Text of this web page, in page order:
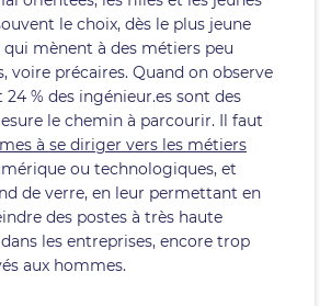
le choix, dès le plus jeune
qui mènent à des métiers peu
voire précaires. Quand on observe
% des ingénieur.es sont des
le chemin à parcourir. Il faut
à se diriger vers les métiers
ou technologiques, et
de verre, en leur permettant en
des postes à très haute
les entreprises, encore trop
aux hommes.